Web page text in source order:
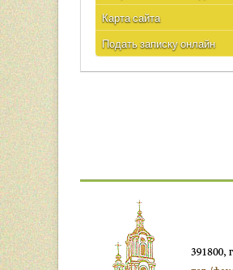
Карта сайта
Подать записку онлайн